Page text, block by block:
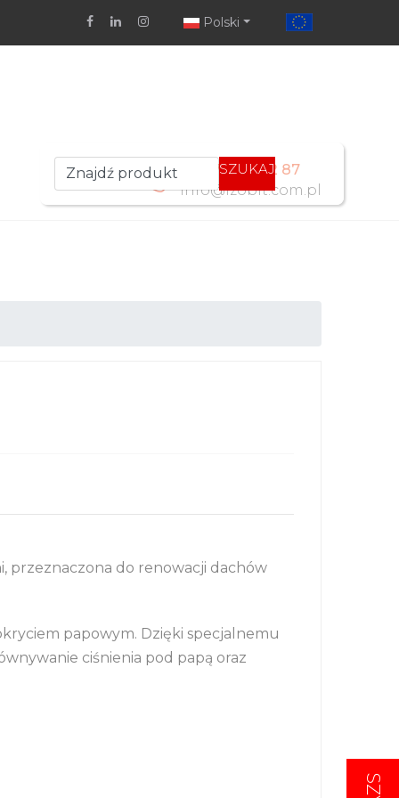
Polski
+48 77 461 52 87
info@izobit.com.pl
przeznaczona do renowacji dachów
papowym. Dzięki specjalnemu
ciśnienia pod papą oraz
SZUKAJ